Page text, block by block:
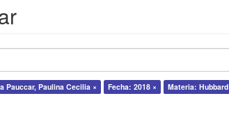
Pauccar, Paulina Cecilia × Fecha: 2018 × Materia: Hubbard